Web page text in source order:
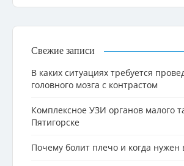
Свежие записи
В каких ситуациях требуется
головного мозга с контрастом
Комплексное УЗИ органов малого
Пятигорске
Почему болит плечо и когда нужен